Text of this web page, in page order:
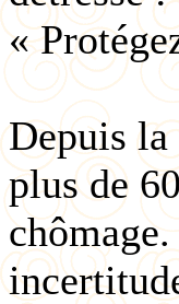
«
Depuis
plus de